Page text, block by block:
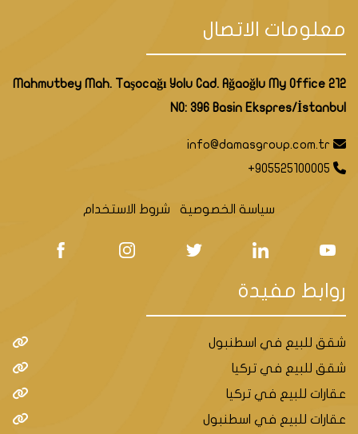
معلومات الاتصال
Mahmutbey Mah. Taşocağı Yolu Cad. Ağaoğlu My Office 212
NO: 396 Basin Ekspres/İstanbul
info@damasgroup.com.tr
+905525100005
سياسة الخصوصية شروط الاستخدام
روابط مفيدة
شقق للبيع في اسطنبول
شقق للبيع في تركيا
عقارات للبيع في تركيا
عقارات للبيع في اسطنبول